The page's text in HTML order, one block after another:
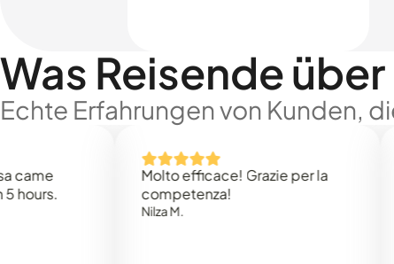
Was Reisende
Echte Erfahrungen von Kunden,
Molto efficace! Grazie per la
competenza!